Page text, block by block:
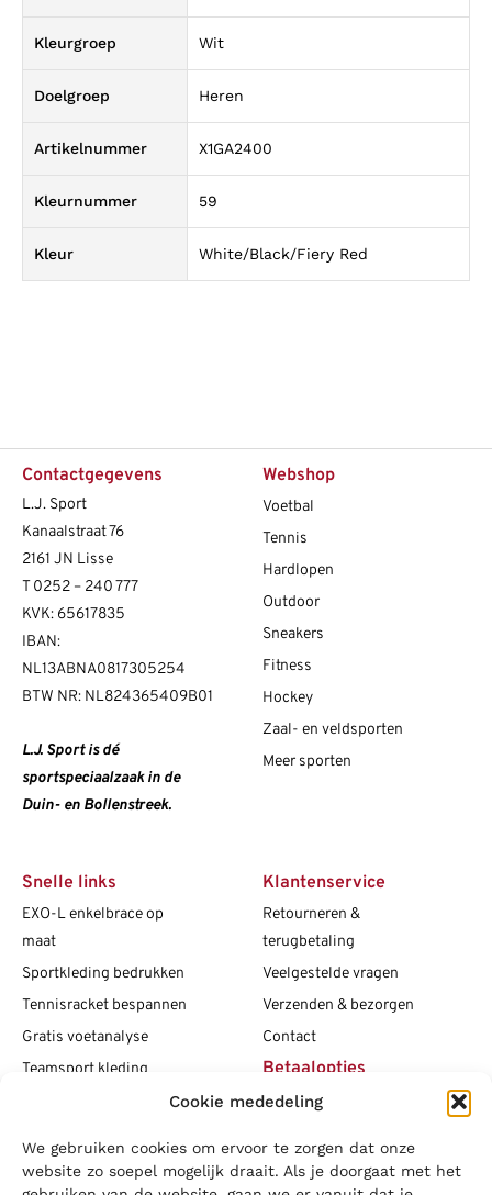
Cookie mededeling
We gebruiken cookies om ervoor te zorgen dat onze
website zo soepel mogelijk draait. Als je doorgaat met het
Kleurgroep Wit
Doelgroep Heren
Artikelnummer X1GA2400
Kleurnummer 59
Kleur White/Black/Fiery Red
Contactgegevens
L.J. Sport
Kanaalstraat 76
2161 JN Lisse
T 0252 – 240 777
KVK: 65617835
IBAN:
NL13ABNA0817305254
BTW NR: NL824365409B01
L.J. Sport is dé
sportspeciaalzaak in de
Duin- en Bollenstreek.
Webshop
Voetbal
Tennis
Hardlopen
Outdoor
Sneakers
Fitness
Hockey
Zaal- en veldsporten
Meer sporten
Snelle links
EXO-L enkelbrace op
maat
Sportkleding bedrukken
Tennisracket bespannen
Gratis voetanalyse
Teamsport kleding
Vacatures
Klantenservice
Retourneren &
terugbetaling
Veelgestelde vragen
Verzenden & bezorgen
Contact
Betaalopties
Social media